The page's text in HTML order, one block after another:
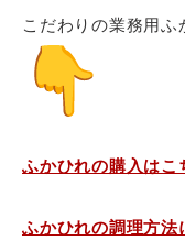
こだわりの業務用ふ
ふかひれの購入はこ
ふかひれの調理方法